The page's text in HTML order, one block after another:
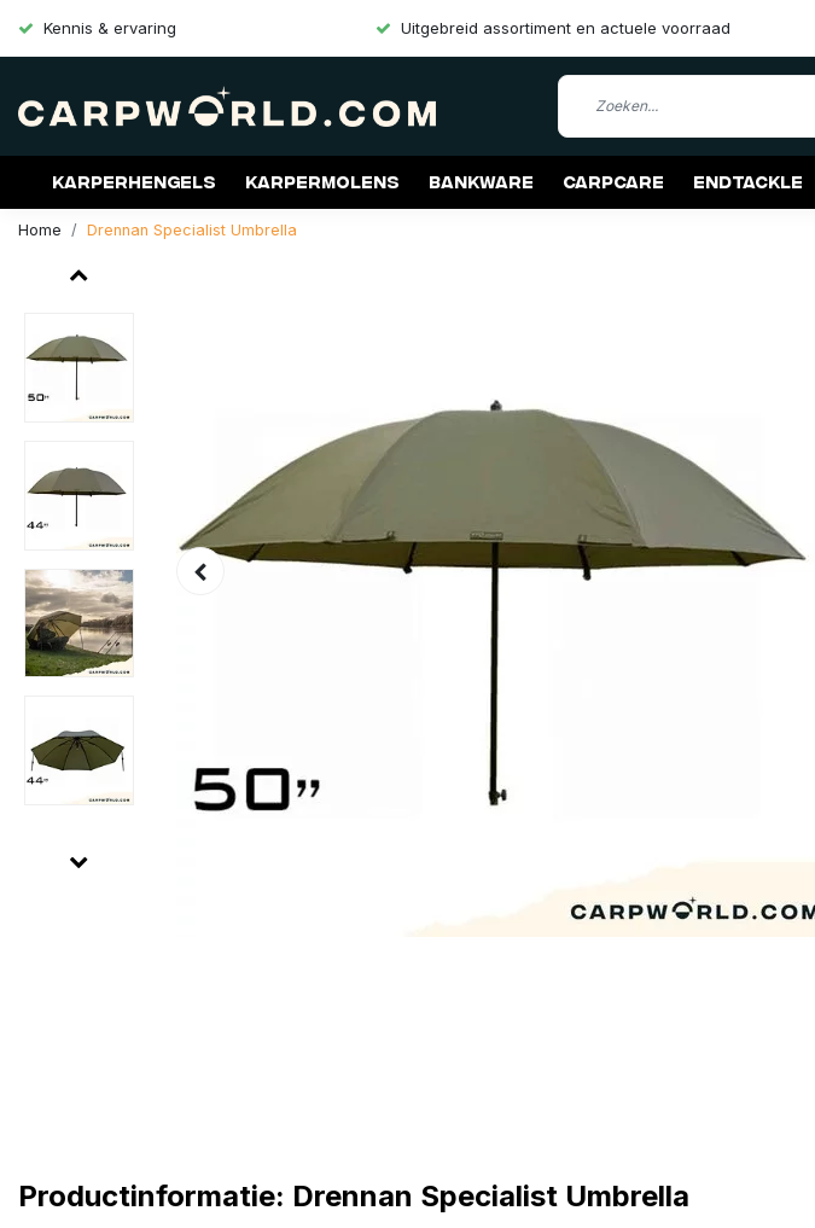
Kennis & ervaring Uitgebreid assortiment en actuele voorraad
Karperhengels Karpermolens Bankware Carpcare Endtackle
Merken Aanbiedingen
Home Drennan Specialist Umbrella
Productinformatie: Drennan Specialist Umbrella